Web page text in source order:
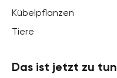
Kübelpflanzen
Tiere
Das ist jetzt zu tun